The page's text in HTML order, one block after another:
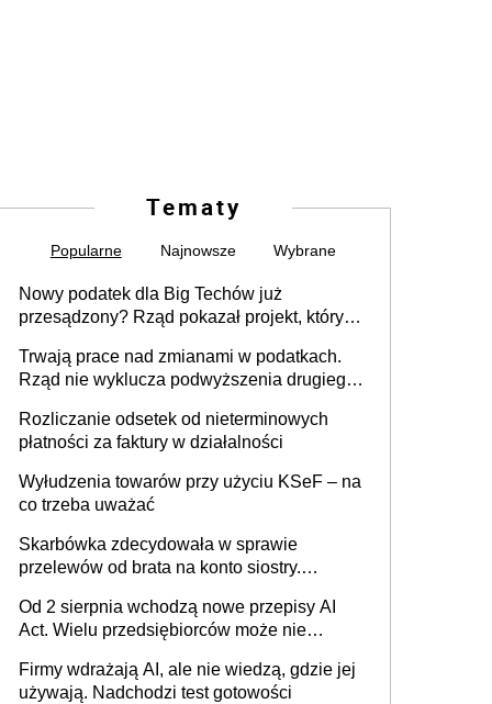
Tematy
Popularne Najnowsze Wybrane
Nowy podatek dla Big Techów już
przesądzony? Rząd pokazał projekt, który
Trwają prace nad zmianami w podatkach.
Rząd nie wyklucza podwyższenia drugiego
Rozliczanie odsetek od nieterminowych
płatności za faktury w działalności
Wyłudzenia towarów przy użyciu KSeF – na
co trzeba uważać
Skarbówka zdecydowała w sprawie
przelewów od brata na konto siostry.
darowizna, ale podatku jednak nie będzie
Od 2 sierpnia wchodzą nowe przepisy AI
Act. Wielu przedsiębiorców może nie
Firmy wdrażają AI, ale nie wiedzą, gdzie jej
używają. Nadchodzi test gotowości